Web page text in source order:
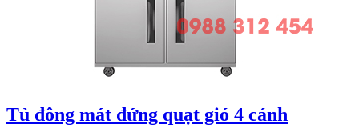
Tủ đông mát đứng quạt gió 4 cánh